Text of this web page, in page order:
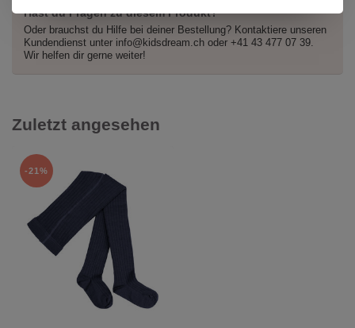
Hast du Fragen zu diesem Produkt?
Oder brauchst du Hilfe bei deiner Bestellung? Kontaktiere unseren
Kundendienst unter info@kidsdream.ch oder +41 43 477 07 39.
Wir helfen dir gerne weiter!
Zuletzt angesehen
-21%